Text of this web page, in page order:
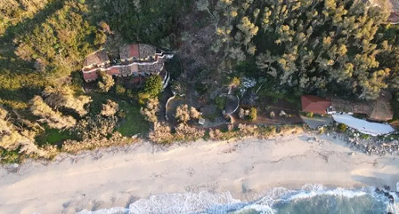
CULTURA
ECONOMIA E LAVORO
EVENTI
SPORT
Streaming